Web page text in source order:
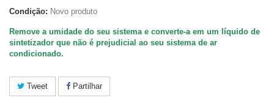
Condição: Novo produto
Remove a umidade do seu sistema e converte-a em um líquido de
sintetizador que não é prejudicial ao seu sistema de ar
condicionado.
Tweet Partilhar